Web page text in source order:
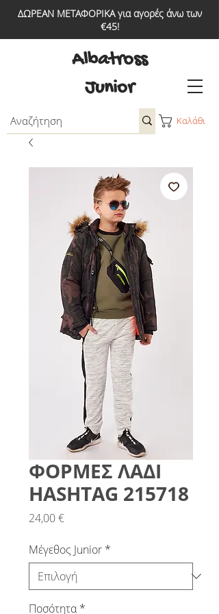
ΔΩΡΕΑΝ ΜΕΤΑΦΟΡΙΚΑ για αγορές άνω των
€45!
Καλάθι
Albatross
Junior
ΦΟΡΜΕΣ ΛΑΔΙ
HASHTAG 215718
24,00 €Τιμή
Μέγεθος Junior *
Ποσότητα *